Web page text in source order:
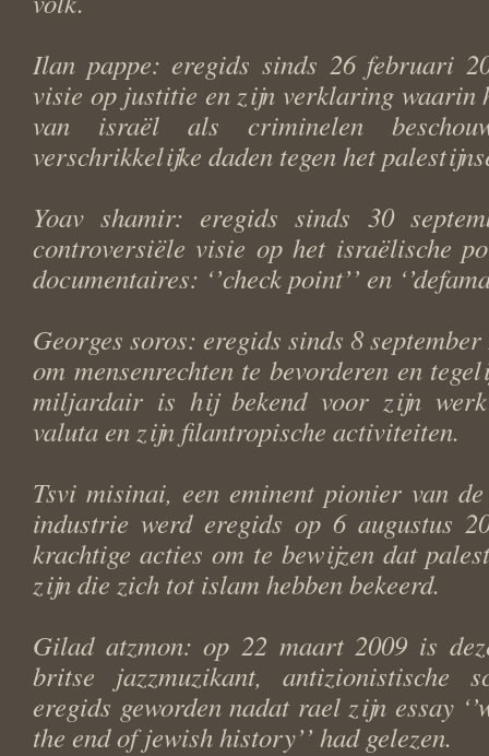
Ilan pappe: eregids sinds 26 februari
visie op justitie en zijn verklaring waarin
van israël als criminelen
verschrikkelijke daden tegen het
Yoav shamir: eregids sinds 30
controversiële visie op het israëlische
documentaires: ‘’check point’’ en
Georges soros: eregids sinds 8
om mensenrechten te bevorderen en
miljardair is hij bekend voor zijn
valuta en zijn filantropische activiteiten.
Tsvi misinai, een eminent pionier van
industrie werd eregids op 6 augustus
krachtige acties om te bewijzen dat
zijn die zich tot islam hebben bekeerd.
Gilad atzmon: op 22 maart 2009 is
britse jazzmuzikant, antizionistische
eregids geworden nadat rael zijn essay
the end of jewish history’’ had gelezen.